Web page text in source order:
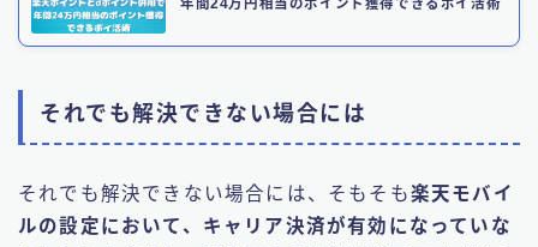
年間24万円相当のポイント獲得できるポイ活術
それでも解決できない場合には
それでも解決できない場合には、そもそも楽天モバイ
ルの設定において、キャリア決済が有効になっていな